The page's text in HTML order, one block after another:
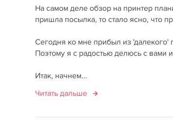
На самом деле обзор на принтер
пришла посылка, то стало ясно, что
Сегодня ко мне прибыл из 'далекого'
Поэтому я с радостью делюсь с вами
Итак, начнем...
Читать дальше